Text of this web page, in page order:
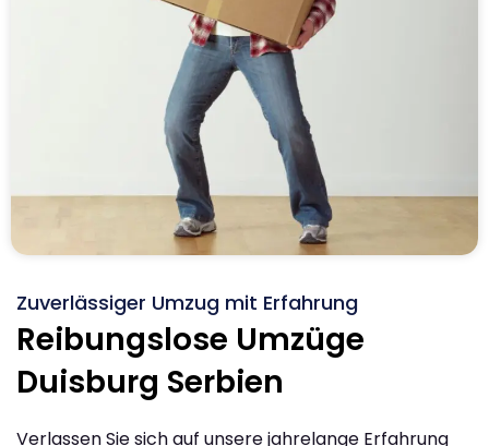
Zuverlässiger Umzug mit Erfahrung
Reibungslose Umzüge
Duisburg Serbien
Verlassen Sie sich auf unsere jahrelange Erfahrung